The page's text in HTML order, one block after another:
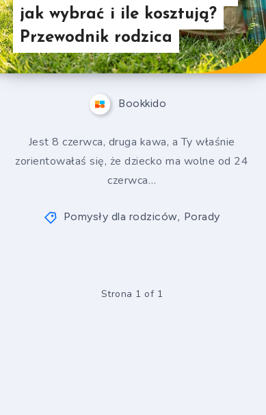
jak wybrać i ile kosztują?
Przewodnik rodzica
Bookkido
Jest 8 czerwca, druga kawa, a Ty właśnie
zorientowałaś się, że dziecko ma wolne od 24
czerwca…
Pomysły dla rodziców, Porady
Strona 1 of 1